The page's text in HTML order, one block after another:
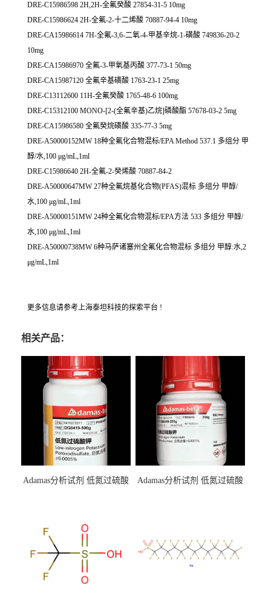
DRE-C15986598 2H,2H-全氟癸酸 27854-31-5 10mg
DRE-C15986624 2H-全氟-2-十二烯酸 70887-94-4 10mg
DRE-CA15986614 7H-全氟-3,6-二氧-4-甲基辛烷-1-磺酸 749836-20-2
10mg
DRE-CA15986970 全氟-3-甲氧基丙酸 377-73-1 50mg
DRE-CA15987120 全氟辛基磺酸 1763-23-1 25mg
DRE-C13112600 11H-全氟癸酸 1765-48-6 100mg
DRE-C15312100 MONO-[2-(全氟辛基)乙烷]磷酸酯 57678-03-2 5mg
DRE-CA15986580 全氟癸烷磺酸 335-77-3 5mg
DRE-A50000152MW 18种全氟化合物混标/EPA Method 537.1 多组分 甲
醇/水,100 μg/mL,1ml
DRE-C15986640 2H-全氟-2-癸烯酸 70887-84-2
DRE-A50000647MW 27种全氟烷基化合物(PFAS)混标 多组分 甲醇/
水,100 μg/mL,1ml
DRE-A50000151MW 24种全氟化合物混标/EPA方法 533 多组分 甲醇/
水,100 μg/mL,1ml
DRE-A50000738MW 6种马萨诸塞州全氟化合物混标 多组分 甲醇:水,2
μg/mL,1ml
更多信息请参考上海泰坦科技的探索平台 !
相关产品：
Adamas分析试剂 低氮过硫酸
（泰坦现货供应）
Adamas分析试剂 低氮过硫酸